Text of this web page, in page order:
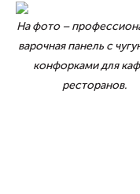
На фото –
варочная панель с
конфорками для
ресторанов.